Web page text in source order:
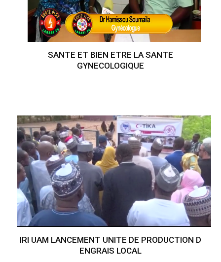
SANTE ET BIEN ETRE LA SANTE
GYNECOLOGIQUE
IRI UAM LANCEMENT UNITE DE PRODUCTION D
ENGRAIS LOCAL